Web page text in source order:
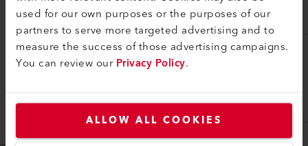
used for our own purposes or the purposes of our
partners to serve more targeted advertising and to
measure the success of those advertising campaigns.
You can review ourPrivacy Policy.
ALLOW ALL COOKIES
117.582
Elemento calefactor
117.585